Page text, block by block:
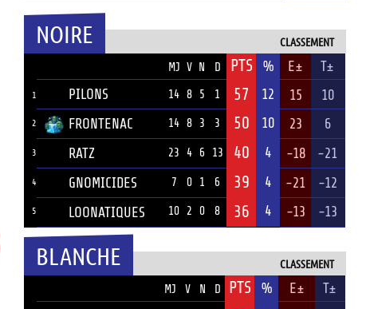
CLASSEMENT
NOIRE
MJ V N D PTS % E± T±
1 PILONS 14 8 5 1 57 12 15 10
2 FRONTENAC 14 8 3 3 50 10 23 6
3 RATZ 23 4 6 13 40 4 -18 -21
4 GNOMICIDES 7 0 1 6 39 4 -21 -12
5 LOONATIQUES 10 2 0 8 36 4 -13 -13
CLASSEMENT
BLANCHE
MJ V N D PTS % E± T±